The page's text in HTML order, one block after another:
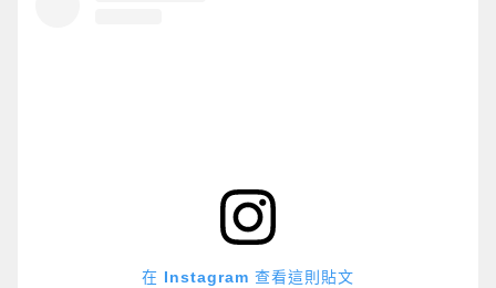
在 Instagram 查看這則貼文